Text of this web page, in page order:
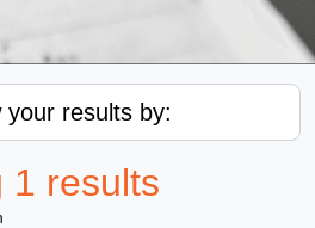
your results by:
1 results